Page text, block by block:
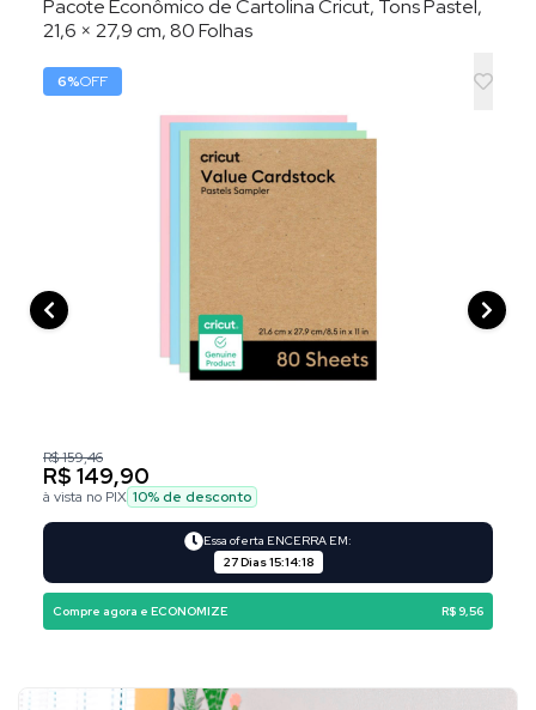
Pacote Econômico de Cartolina Cricut, Tons Pastel,
21,6 × 27,9 cm, 80 Folhas
6%OFF
R$ 159,46
R$ 149,90
à vista no PIX 10% de desconto
Essa oferta ENCERRA EM:
27 Dias15:14:18
Compre agora e ECONOMIZE R$ 9,56